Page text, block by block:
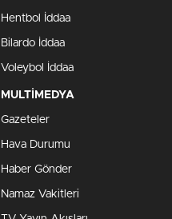
Hentbol İddaa
Bilardo İddaa
Voleybol İddaa
MULTİMEDYA
Gazeteler
Hava Durumu
Haber Gönder
Namaz Vakitleri